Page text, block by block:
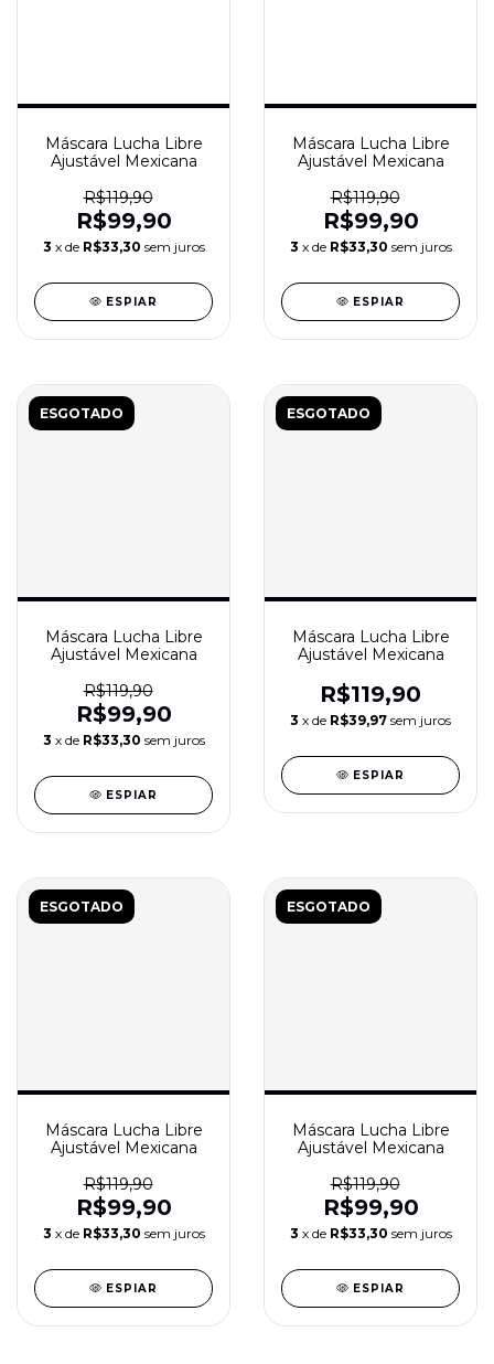
Máscara Lucha Libre
Ajustável Mexicana
R$119,90
R$99,90
3 x de R$33,30 sem juros
ESPIAR
Máscara Lucha Libre
Ajustável Mexicana
R$119,90
R$99,90
3 x de R$33,30 sem juros
ESPIAR
ESGOTADO
Máscara Lucha Libre
Ajustável Mexicana
R$119,90
R$99,90
3 x de R$33,30 sem juros
ESPIAR
ESGOTADO
Máscara Lucha Libre
Ajustável Mexicana
R$119,90
3 x de R$39,97 sem juros
ESPIAR
ESGOTADO
Máscara Lucha Libre
Ajustável Mexicana
R$119,90
R$99,90
3 x de R$33,30 sem juros
ESPIAR
ESGOTADO
Máscara Lucha Libre
Ajustável Mexicana
R$119,90
R$99,90
3 x de R$33,30 sem juros
ESPIAR